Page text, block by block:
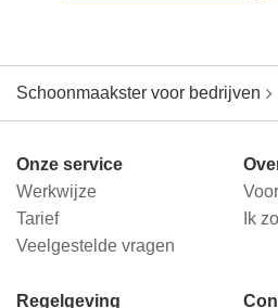
Schoonmaakster voor bedrijven
Onze service
Werkwijze
Tarief
Veelgestelde vragen
Ik
Regelgeving